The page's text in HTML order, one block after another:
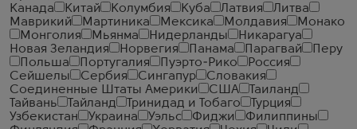
Канада
Китай Колумбия Куба Латвия
Литва
Маврикий
Мартиника Мексика Молдавия
Монако
Монголия
Мьянма Нидерланды
Никарагуа
Новая Зеландия
Норвегия Панама Парагвай
Перу
Польша
Португалия Пуэрто-Рико
Россия
Сейшелы
Сербия Сингапур
Словакия
Соединенные Штаты Америки
США
Таиланд
Тайвань
Тайланд Тринидад и Тобаго
Турция
Узбекистан
Украина Уэльс Фиджи
Филиппины